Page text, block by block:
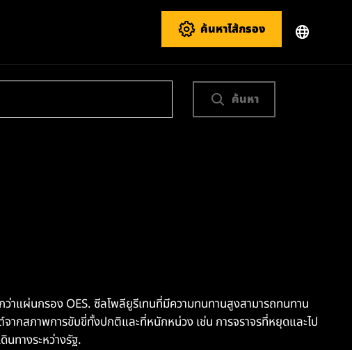
ค้นหาไส้กรอง
ค้นหา
แผ่นกรอง OES. ซีลโพลียูรีเทนที่มีความทนทานสูงสามารถทนทาน
กสภาพการขับขี่ทั้งปกติและที่หนักหน่วง เช่น การจราจรที่หยุดและไป
นทางระหว่างรัฐ.